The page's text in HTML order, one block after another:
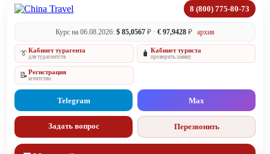
8 (800) 775-80-73
Курс на 06.08.2026: $ 85,0567 ₽ · € 97,9428 ₽ архив
👔Кабинет турагента
для турагентств 🧳 Кабинет туриста
проверить заявку
📝Регистрация
агентство
Telegram Max
Задать вопрос Перезвонить